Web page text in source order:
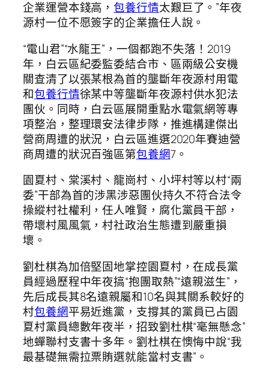
企業運營本錢高，包養行情太艱巨了。”年夜
源村一位不愿簽字的企業擔任人說。
“電山君”“水龍王”，一個都跑不失落！2019
年，白云區紀委監委結合市、區兩級公安機
關查清了以張某根為首的壟斷年夜源村用電
和包養行情徐某中等壟斷年夜源村供水犯法
團伙。同時，白云區展開重點水電氣網等專
項整治，整理環安法律步隊，推進構建傑出
營商周遭的狀況，白云區進選2020年賽迪營
商周遭的狀況百強區第包養網7。
園夏村、棠溪村、龍崗村、小坪村等以村“兩
委”干部為首的涉黑涉惡團伙持久不符合法令
操縱村社權利，任人唯賢，腐化黨員干部，
帶壞村風風氣，村社政治生態遭到嚴重損
壞。
劉杜棋為加倍堅固地掌控園夏村，在成長黨
員經過歷程中年夜搞“抱團取熱”“遠親滋生”，
先后成長其8名遠親屬和10名與其關系較好的
村包養網平易近進黨，支撐其的黨員已占園
夏村黨員總數年夜半，招致劉杜棋“毫無懸念”
地蟬聯村支書十多年。劉杜棋在懊悔中說“我
最基礎無需拉票賄選就能當村支書”。